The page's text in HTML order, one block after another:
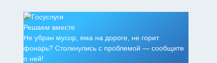
Решаем вместе
Не убран мусор, яма на дороге, не горит
фонарь? Столкнулись с проблемой — сообщите
о ней!